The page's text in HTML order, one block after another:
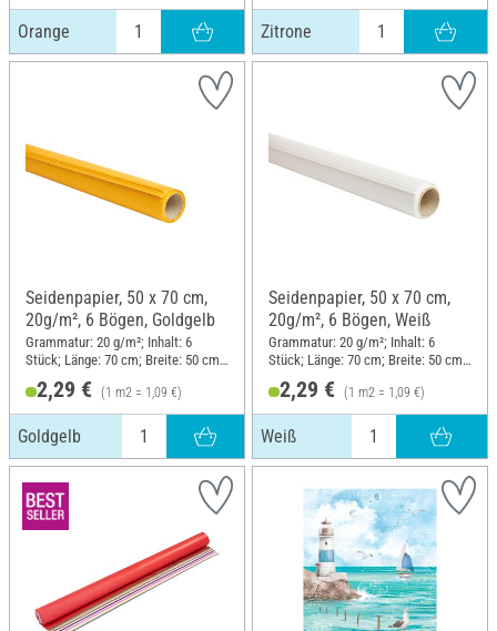
Orange Zitrone
Seidenpapier, 50 x 70 cm,
20g/m², 6 Bögen, Goldgelb
Grammatur: 20 g/m²; Inhalt: 6
Stück; Länge: 70 cm; Breite: 50 cm;
2,29 € (1 m2 = 1,09 €)
Goldgelb
Seidenpapier, 50 x 70 cm,
20g/m², 6 Bögen, Weiß
Grammatur: 20 g/m²; Inhalt: 6
Stück; Länge: 70 cm; Breite: 50 cm;
2,29 € (1 m2 = 1,09 €)
Weiß